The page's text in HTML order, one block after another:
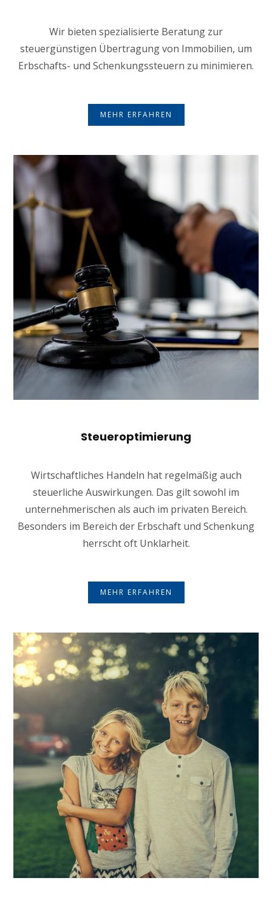
Wir bieten spezialisierte Beratung zur
steuergünstigen Übertragung von Immobilien, um
Erbschafts- und Schenkungssteuern zu minimieren.
MEHR ERFAHREN
Steueroptimierung
Wirtschaftliches Handeln hat regelmäßig auch
steuerliche Auswirkungen. Das gilt sowohl im
unternehmerischen als auch im privaten Bereich.
Besonders im Bereich der Erbschaft und Schenkung
herrscht oft Unklarheit.
MEHR ERFAHREN